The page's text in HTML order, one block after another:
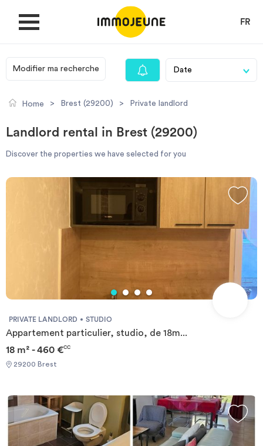
FR
MY ACCOUNT
Modifier ma recherche
Home > Brest (29200) > Private landlord
Landlord rental in Brest (29200)
Discover the properties we have selected for you
PRIVATE LANDLORD STUDIO
Appartement particulier, studio, de 18m...
18 m² - 460 €CC
29200 Brest